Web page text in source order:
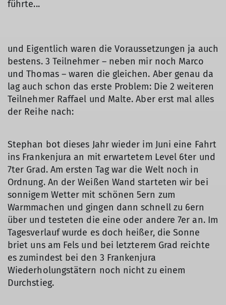
führte...
und Eigentlich waren die Voraussetzungen ja auch
bestens. 3 Teilnehmer – neben mir noch Marco
und Thomas – waren die gleichen. Aber genau da
lag auch schon das erste Problem: Die 2 weiteren
Teilnehmer Raffael und Malte. Aber erst mal alles
der Reihe nach:
Stephan bot dieses Jahr wieder im Juni eine Fahrt
ins Frankenjura an mit erwartetem Level 6ter und
7ter Grad. Am ersten Tag war die Welt noch in
Ordnung. An der Weißen Wand starteten wir bei
sonnigem Wetter mit schönen 5ern zum
Warmmachen und gingen dann schnell zu 6ern
über und testeten die eine oder andere 7er an. Im
Tagesverlauf wurde es doch heißer, die Sonne
briet uns am Fels und bei letzterem Grad reichte
es zumindest bei den 3 Frankenjura
Wiederholungstätern noch nicht zu einem
Durchstieg.